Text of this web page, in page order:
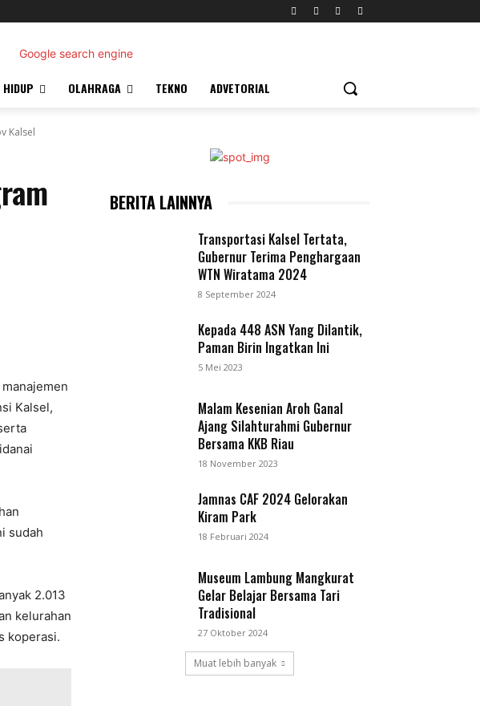
HIDUP OLAHRAGA TEKNO ADVETORIAL
Kalsel
Kalsel,
sudah
2.013
kelurahan
koperasi.
BERITA LAINNYA
Transportasi Kalsel Tertata,
Gubernur Terima Penghargaan
WTN Wiratama 2024
8 September 2024
Kepada 448 ASN Yang Dilantik,
Paman Birin Ingatkan Ini
5 Mei 2023
Malam Kesenian Aroh Ganal
Ajang Silahturahmi Gubernur
Bersama KKB Riau
18 November 2023
Jamnas CAF 2024 Gelorakan
Kiram Park
18 Februari 2024
Museum Lambung Mangkurat
Gelar Belajar Bersama Tari
Tradisional
27 Oktober 2024
Muat lebih banyak